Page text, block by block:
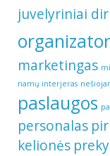
juvelyriniai
marketingas
namų interjeras
paslaugos
personalas
kelionės